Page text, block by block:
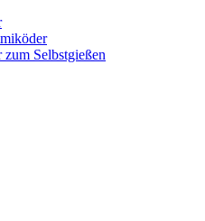
Selbstgießen